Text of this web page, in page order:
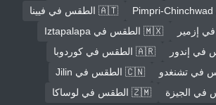
🇦🇹 الطقس في فيينا
🇲🇽 الطقس في Iztapalapa
🇦🇷 الطقس في كوردوبا
🇨🇳 الطقس في Jilin
🇿🇲 الطقس في لوساكا